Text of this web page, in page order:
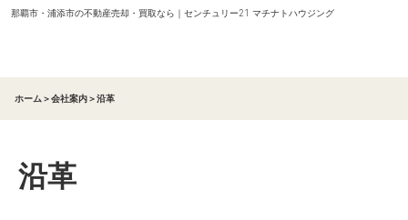
那覇市・浦添市の不動産売却・買取なら｜センチュリー21 マチナトハウジング
ホーム ＞会社案内＞沿革
沿革